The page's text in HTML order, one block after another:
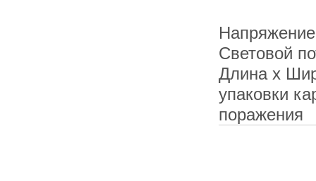
Световой
Длина х
упаковки
поражения